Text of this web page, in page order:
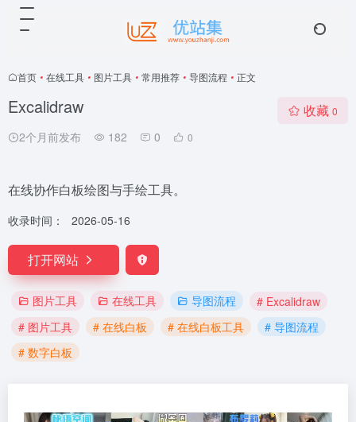
首页 • 在线工具 • 图片工具 • 常用推荐 • 导图流程 • 正文
Excalidraw
2个月前发布 182 0 0
收藏 0
在线协作白板绘图与手绘工具。
收录时间： 2026-05-16
打开网站
图片工具 在线工具 导图流程
# Excalidraw
# 图片工具
# 在线白板 # 在线白板工具
# 导图流程
# 数字白板